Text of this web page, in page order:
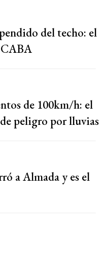
del techo: el
de 100km/h: el
peligro por lluvias
a Almada y es el